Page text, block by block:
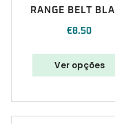
RANGE BELT
€8.50
Ver opções